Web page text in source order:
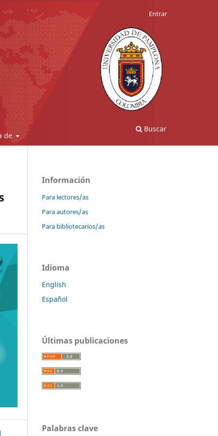
de
Buscar
Entrar
Información
Para lectores/as
Para autores/as
Para bibliotecarios/as
Idioma
English
Español
Últimas publicaciones
Palabras clave